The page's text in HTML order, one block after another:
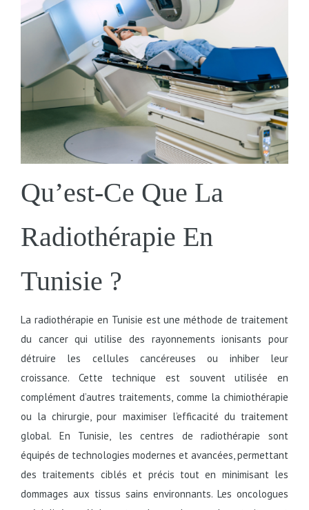
Qu’est-Ce Que La
Radiothérapie En
Tunisie ?
La radiothérapie en Tunisie est une méthode de traitement
du cancer qui utilise des rayonnements ionisants pour
détruire les cellules cancéreuses ou inhiber leur
croissance. Cette technique est souvent utilisée en
complément d’autres traitements, comme la chimiothérapie
ou la chirurgie, pour maximiser l’efficacité du traitement
global. En Tunisie, les centres de radiothérapie sont
équipés de technologies modernes et avancées, permettant
des traitements ciblés et précis tout en minimisant les
dommages aux tissus sains environnants. Les oncologues